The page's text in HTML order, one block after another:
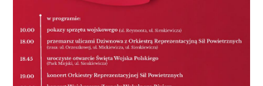
Zmieniamy Koszalin. I dobrze Zmiany, które dziś
wzbudzają kontrowersje, jutro mogą stać się
standardem, z którego będziemy dumni. Wymagają
odwagi – bo łatwiej jest utrzymywać fikcję taniej
dostępności niż budować nową jakość na uczciwych
zasadach. Ale Koszalin to już nie jest miasto sprzed